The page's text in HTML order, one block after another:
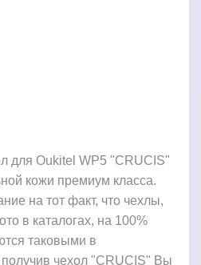
для Oukitel WP5 "CRUCIS"
кожи премиум класса.
на тот факт, что чехлы,
в каталогах, на 100%
таковыми в
получив чехол "CRUCIS" Вы